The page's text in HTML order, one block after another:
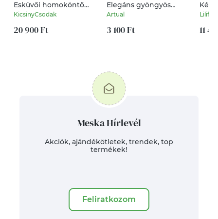
Esküvői homoköntő
szett, homokceremónia
KicsinyCsodak
20 900 Ft
Elegáns gyöngyös
szemüveglánc fekete,
gyöngyökkel
Artual
3 100 Ft 11
Meska Hírlevél
Akciók, ajándékötletek, trendek, top
termékek!
Feliratkozom